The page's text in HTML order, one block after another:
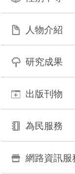
人物介紹
研究成果
出版刊物
為民服務
網路資訊服